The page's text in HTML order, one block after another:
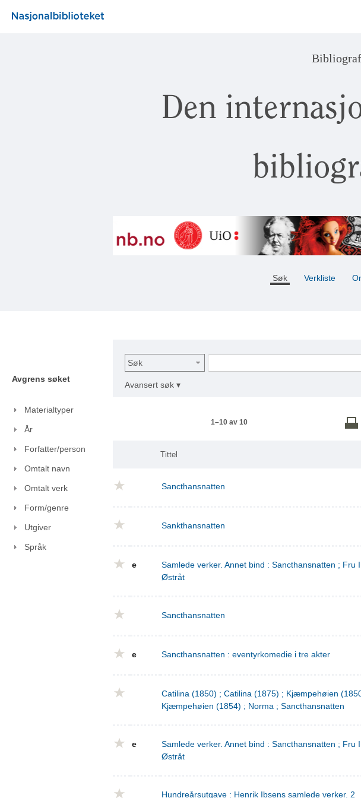
Den
Søk Verkliste
Avgrens søket
Materialtyper
År
Forfatter/person
Omtalt navn
Omtalt verk
Form/genre
Utgiver
Språk
Søk
Avansert søk ▾
1–10 av 10
Tittel
Sancthansnatten
Sankthansnatten
e
Samlede verker. Annet bind : Sancthansnatten ; Fru
Østråt
Sancthansnatten
e Sancthansnatten : eventyrkomedie i tre akter
Catilina (1850) ; Catilina (1875) ; Kjæmpehøien
Kjæmpehøien (1854) ; Norma ; Sancthansnatten
e
Samlede verker. Annet bind : Sancthansnatten ; Fru
Østråt
Hundreårsutgave : Henrik Ibsens samlede verker. 2